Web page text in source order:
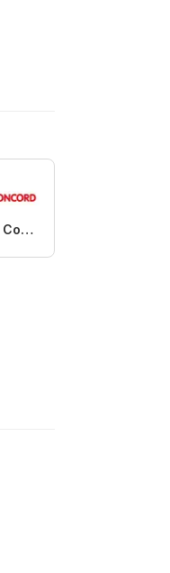
Matratzen Concord